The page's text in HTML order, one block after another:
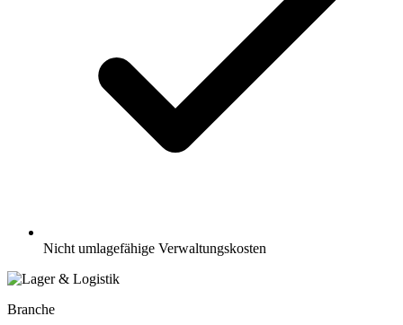
Nicht umlagefähige Verwaltungskosten
Branche